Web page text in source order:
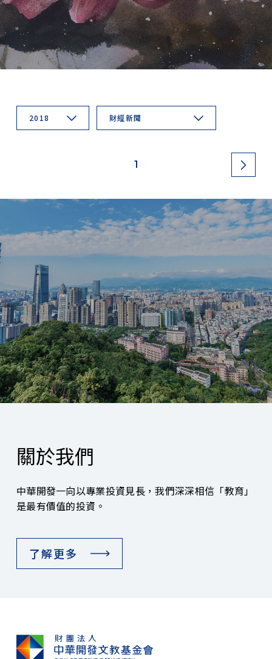
2018 財經新聞
1
關於我們
中華開發一向以專業投資見長，我們深深相信「教育」
是最有價值的投資。
了解更多